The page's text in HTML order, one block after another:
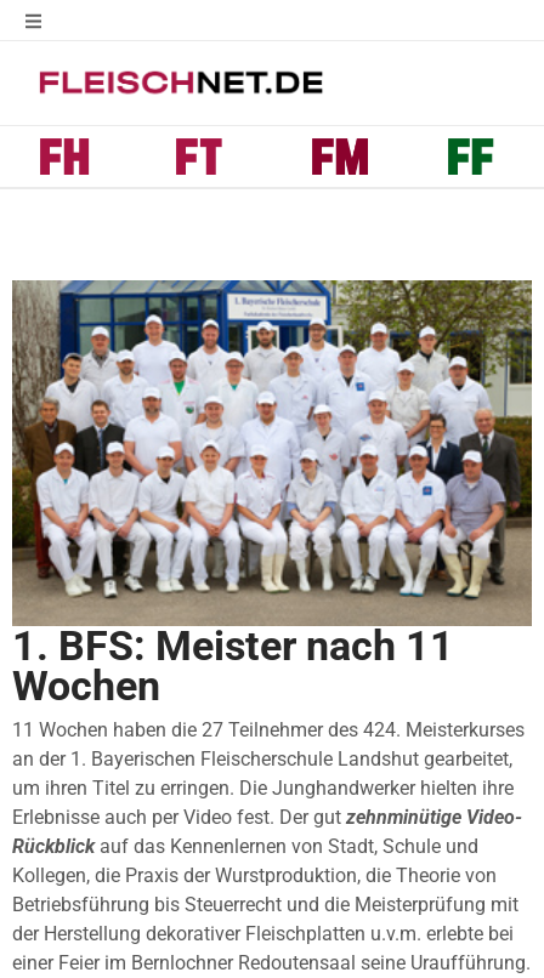
1. BFS: Meister nach 11
Wochen
11 Wochen haben die 27 Teilnehmer des 424. Meisterkurses
an der 1. Bayerischen Fleischerschule Landshut gearbeitet,
um ihren Titel zu erringen. Die Junghandwerker hielten ihre
Erlebnisse auch per Video fest. Der gutzehnminütige Video-
Rückblickauf das Kennenlernen von Stadt, Schule und
Kollegen, die Praxis der Wurstproduktion, die Theorie von
Betriebsführung bis Steuerrecht und die Meisterprüfung mit
der Herstellung dekorativer Fleischplatten u.v.m. erlebte bei
einer Feier im Bernlochner Redoutensaal seine Uraufführung.